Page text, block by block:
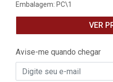
Embalagem: PC\1
VER
Avise-me quando chegar